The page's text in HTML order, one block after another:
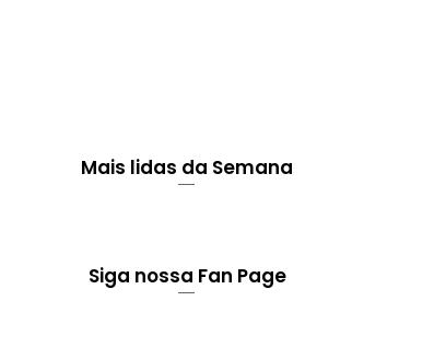
Mais lidas da Semana
Siga nossa Fan Page